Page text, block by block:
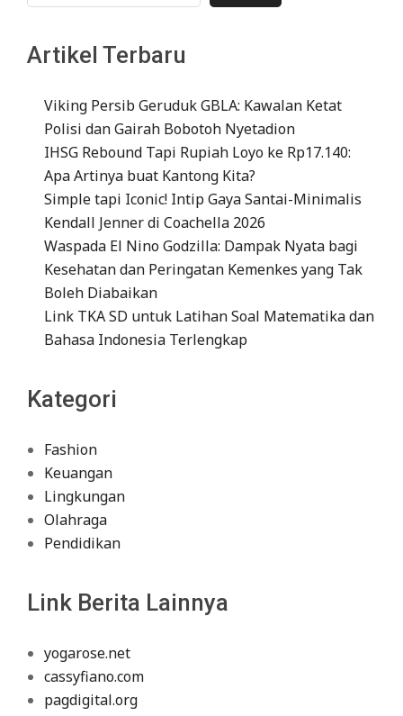
Artikel Terbaru
Viking Persib Geruduk GBLA: Kawalan Ketat
Polisi dan Gairah Bobotoh Nyetadion
IHSG Rebound Tapi Rupiah Loyo ke Rp17.140:
Apa Artinya buat Kantong Kita?
Simple tapi Iconic! Intip Gaya Santai-Minimalis
Kendall Jenner di Coachella 2026
Waspada El Nino Godzilla: Dampak Nyata bagi
Kesehatan dan Peringatan Kemenkes yang Tak
Boleh Diabaikan
Link TKA SD untuk Latihan Soal Matematika dan
Bahasa Indonesia Terlengkap
Kategori
Fashion
Keuangan
Lingkungan
Olahraga
Pendidikan
Link Berita Lainnya
yogarose.net
cassyfiano.com
pagdigital.org